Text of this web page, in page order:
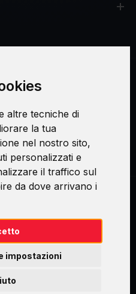
altre tecniche di
la tua
nel nostro sito,
personalizzati e
il traffico sul
da dove arrivano i
impostazioni
reclamo
dei dati personali
e privacy
AXELOS Limited. ITIL®
AXELOS Limited. PRINCE2® je
Limited. MSP® je
Limited & TAYLLORCOX
AXELOS Limited 2009.